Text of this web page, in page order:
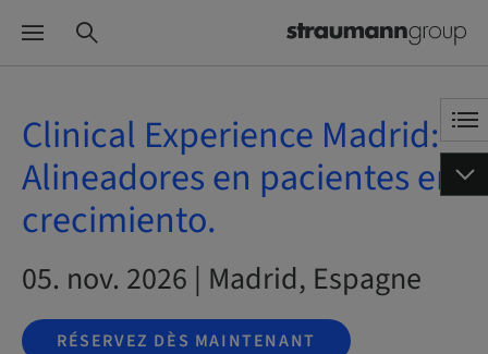
Clinical Experience Madrid:
Alineadores en pacientes en
crecimiento.
05. nov. 2026 | Madrid, Espagne
RÉSERVEZ DÈS MAINTENANT